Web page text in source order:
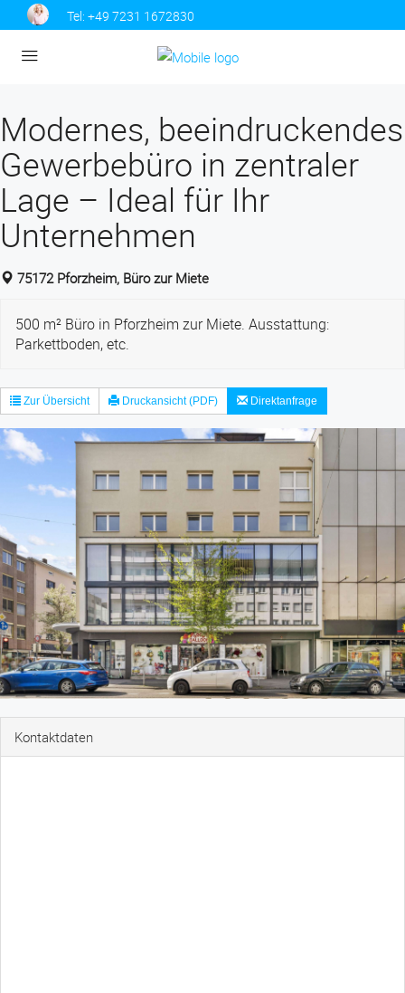
Tel: +49 7231 1672830
Modernes, beeindruckendes
Gewerbebüro in zentraler
Lage – Ideal für Ihr
Unternehmen
75172 Pforzheim, Büro zur Miete
500 m² Büro in Pforzheim zur Miete. Ausstattung:
Parkettboden, etc.
Zur Übersicht Druckansicht (PDF) Direktanfrage
Kontaktdaten